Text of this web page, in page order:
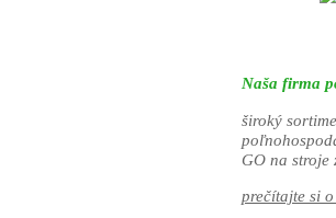
Naša firma
široký
GO na stroje
prečítajte si